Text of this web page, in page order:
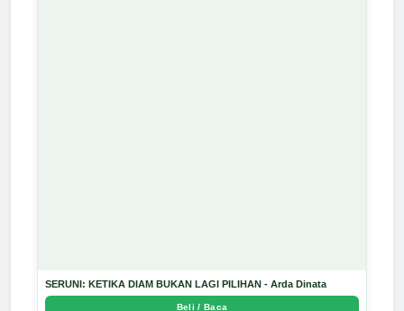
SERUNI: KETIKA DIAM BUKAN LAGI PILIHAN - Arda Dinata
Beli / Baca